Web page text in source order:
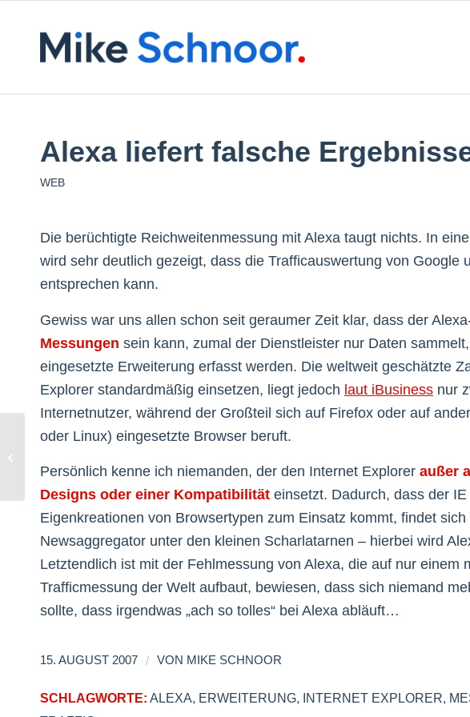
Alexa liefert falsche
WEB
Die berüchtigte Reichweitenmessung mit Alexa taugt nichts. In
wird sehr deutlich gezeigt, dass die Trafficauswertung von Google
entsprechen kann.
Gewiss war uns allen schon seit geraumer Zeit klar, dass der
Messungen sein kann, zumal der Dienstleister nur Daten
eingesetzte Erweiterung erfasst werden. Die weltweit geschätzte
Explorer standardmäßig einsetzen, liegt jedoch laut iBusiness nur
Internetnutzer, während der Großteil sich auf Firefox oder auf
oder Linux) eingesetzte Browser beruft.
Persönlich kenne ich niemanden, der den Internet Explorer außer
Designs oder einer Kompatibilität einsetzt. Dadurch, dass der
Eigenkreationen von Browsertypen zum Einsatz kommt, findet
Newsaggregator unter den kleinen Scharlatarnen – hierbei wird
Letztendlich ist mit der Fehlmessung von Alexa, die auf nur einem
Trafficmessung der Welt aufbaut, bewiesen, dass sich niemand
sollte, dass irgendwas „ach so tolles“ bei Alexa abläuft…
15. AUGUST 2007 / VON MIKE SCHNOOR
SCHLAGWORTE: ALEXA, ERWEITERUNG, INTERNET EXPLORER,